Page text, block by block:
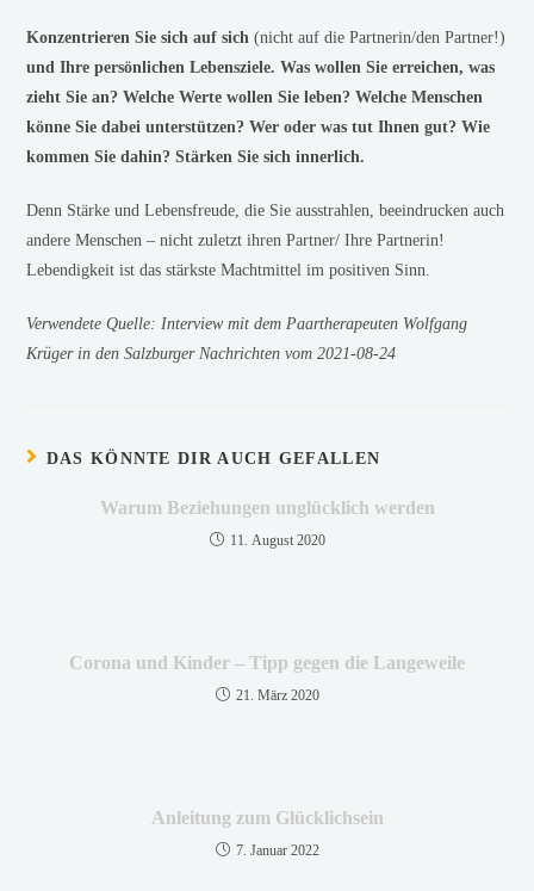
Konzentrieren Sie sich auf sich (nicht auf die Partnerin/den Partner!)
und Ihre persönlichen Lebensziele. Was wollen Sie erreichen, was
zieht Sie an? Welche Werte wollen Sie leben? Welche Menschen
könne Sie dabei unterstützen? Wer oder was tut Ihnen gut? Wie
kommen Sie dahin? Stärken Sie sich innerlich.
Denn Stärke und Lebensfreude, die Sie ausstrahlen, beeindrucken auch
andere Menschen – nicht zuletzt ihren Partner/ Ihre Partnerin!
Lebendigkeit ist das stärkste Machtmittel im positiven Sinn.
Verwendete Quelle: Interview mit dem Paartherapeuten Wolfgang
Krüger in den Salzburger Nachrichten vom 2021-08-24
DAS KÖNNTE DIR AUCH GEFALLEN
Warum Beziehungen unglücklich werden
11. August 2020
Corona und Kinder – Tipp gegen die Langeweile
21. März 2020
Anleitung zum Glücklichsein
7. Januar 2022